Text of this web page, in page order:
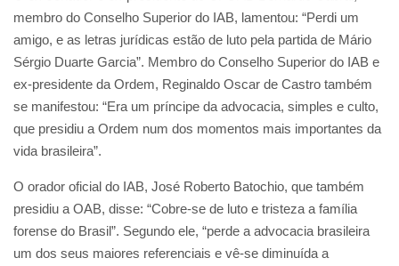
membro do Conselho Superior do IAB, lamentou: “Perdi um
amigo, e as letras jurídicas estão de luto pela partida de Mário
Sérgio Duarte Garcia”. Membro do Conselho Superior do IAB e
ex-presidente da Ordem, Reginaldo Oscar de Castro também
se manifestou: “Era um príncipe da advocacia, simples e culto,
que presidiu a Ordem num dos momentos mais importantes da
vida brasileira”.
O orador oficial do IAB, José Roberto Batochio, que também
presidiu a OAB, disse: “Cobre-se de luto e tristeza a família
forense do Brasil”. Segundo ele, “perde a advocacia brasileira
um dos seus maiores referenciais e vê-se diminuída a